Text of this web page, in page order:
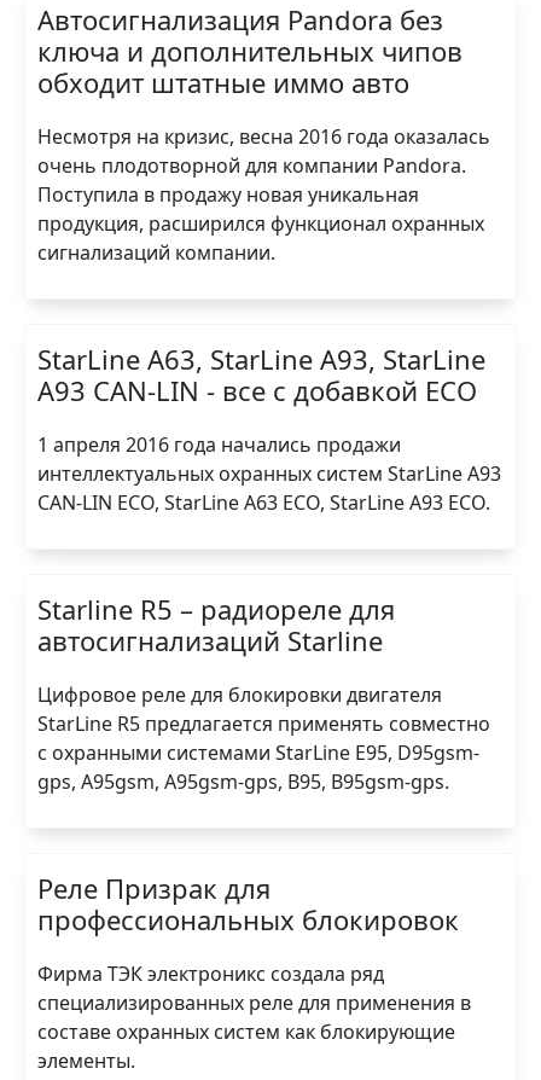
Автосигнализация Pandora без
ключа и дополнительных чипов
обходит штатные иммо авто
Несмотря на кризис, весна 2016 года оказалась
очень плодотворной для компании Pandora.
Поступила в продажу новая уникальная
продукция, расширился функционал охранных
сигнализаций компании.
StarLine A63, StarLine A93, StarLine
A93 CAN-LIN - все с добавкой ECO
1 апреля 2016 года начались продажи
интеллектуальных охранных систем StarLine A93
CAN-LIN ECO, StarLine A63 ECO, StarLine A93 ECO.
Starline R5 – радиореле для
автосигнализаций Starline
Цифровое реле для блокировки двигателя
StarLine R5 предлагается применять совместно
с охранными системами StarLine E95, D95gsm-
gps, A95gsm, A95gsm-gps, B95, B95gsm-gps.
Реле Призрак для
профессиональных блокировок
Фирма ТЭК электроникс создала ряд
специализированных реле для применения в
составе охранных систем как блокирующие
элементы.